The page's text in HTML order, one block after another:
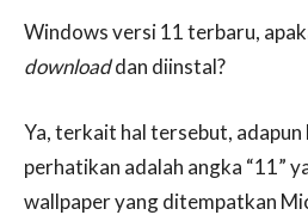
Windows versi 11 terbaru,
downloaddan diinstal?
Ya, terkait hal tersebut,
perhatikan adalah angka “11”
wallpaper yang ditempatkan